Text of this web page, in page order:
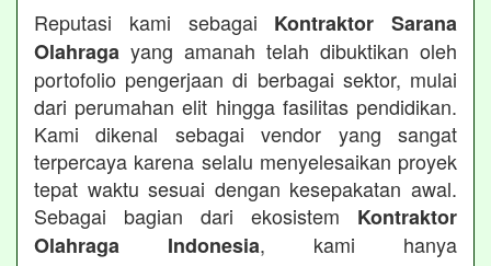
Reputasi kami sebagai Kontraktor Sarana
Olahraga yang amanah telah dibuktikan oleh
portofolio pengerjaan di berbagai sektor, mulai
dari perumahan elit hingga fasilitas pendidikan.
Kami dikenal sebagai vendor yang sangat
terpercaya karena selalu menyelesaikan proyek
tepat waktu sesuai dengan kesepakatan awal.
Sebagai bagian dari ekosistem Kontraktor
Olahraga Indonesia, kami hanya